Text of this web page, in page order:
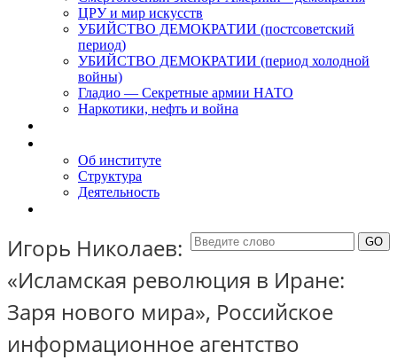
ЦРУ и мир искусств
УБИЙСТВО ДЕМОКРАТИИ (постсоветский
период)
УБИЙСТВО ДЕМОКРАТИИ (период холодной
войны)
Гладио — Секретные армии НАТО
Наркотики, нефть и война
Об институте
Структура
Деятельность
Игорь Николаев:
«Исламская революция в Иране:
Заря нового мира», Российское
информационное агентство